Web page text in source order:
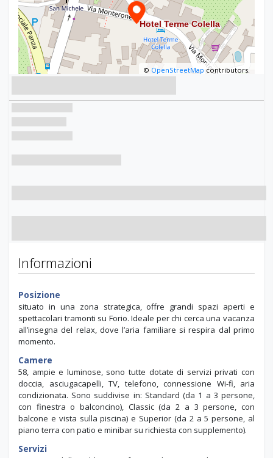
© OpenStreetMap contributors.
Informazioni
Posizione
situato in una zona strategica, offre grandi spazi aperti e
spettacolari tramonti su Forio. Ideale per chi cerca una vacanza
all’insegna del relax, dove l’aria familiare si respira dal primo
momento.
Camere
58, ampie e luminose, sono tutte dotate di servizi privati con
doccia, asciugacapelli, TV, telefono, connessione Wi-fi, aria
condizionata. Sono suddivise in: Standard (da 1 a 3 persone,
con finestra o balconcino), Classic (da 2 a 3 persone, con
balcone e vista sulla piscina) e Superior (da 2 a 5 persone, al
piano terra con patio e minibar su richiesta con supplemento).
Servizi